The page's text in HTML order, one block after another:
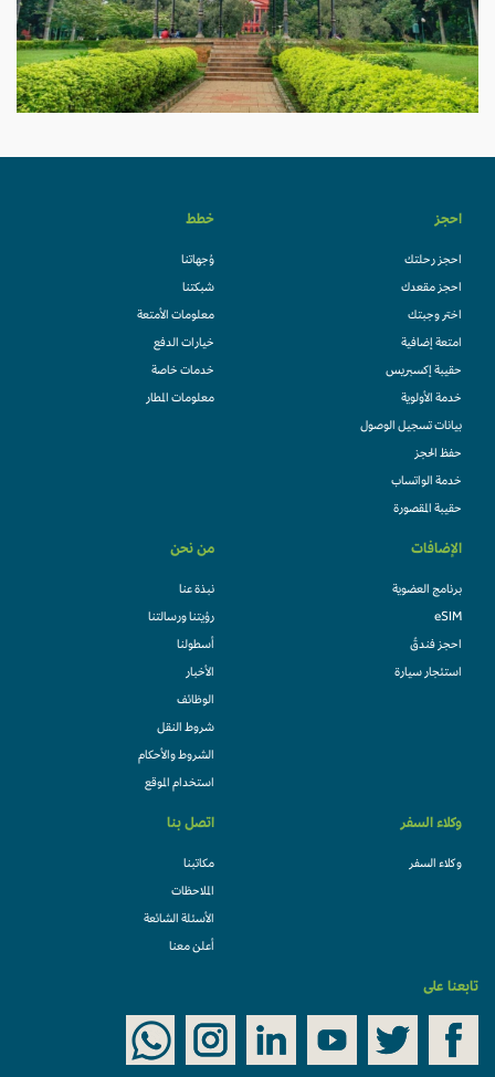
احجز
احجز رحلتك
احجز مقعدك
اختر وجبتك
امتعة إضافية
حقيبة إكسبريس
خدمة الأولوية
بيانات تسجيل الوصول
حفظ الحجز
خدمة الواتساب
حقيبة المقصورة
خطط
وُجهاتنا
شبكتنا
معلومات الأمتعة
خيارات الدفع
خدمات خاصة
معلومات المطار
الإضافات
برنامج العضوية
eSIM
احجز فندقً
استئجار سيارة
من نحن
نبذة عنا
رؤيتنا ورسالتنا
أسطولنا
الأخبار
الوظائف
شروط النقل
الشروط والأحكام
استخدام الموقع
وكلاء السفر
وكلاء السفر
اتصل بنا
مكاتبنا
الملاحظات
الأسئلة الشائعة
أعلن معنا
تابعنا على